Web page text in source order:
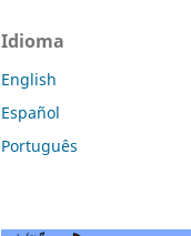
Idioma
English
Español
Português